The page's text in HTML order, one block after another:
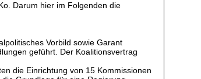
Darum hier im Folgenden die
Vorbild sowie Garant
geführt. Der Koalitionsvertrag
die Einrichtung von 15 Kommissionen